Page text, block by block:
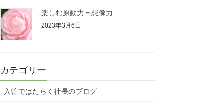
楽しむ原動力＝想像力
2023年3月6日
カテゴリー
入曽ではたらく社長のブログ